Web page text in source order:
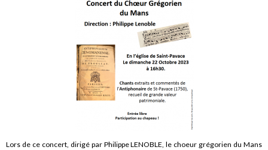
Lors de ce concert, dirigé par Philippe LENOBLE, le choeur grégorien du Mans